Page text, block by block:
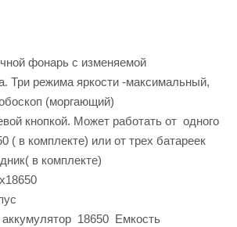
фонарь с изменяемой
Три режима яркости -максимальный,
(моргающий)
кнопкой. Может работать от одного
( в комплекте) или от трех батареек
в комплекте)
аккумулятор 18650 Емкость